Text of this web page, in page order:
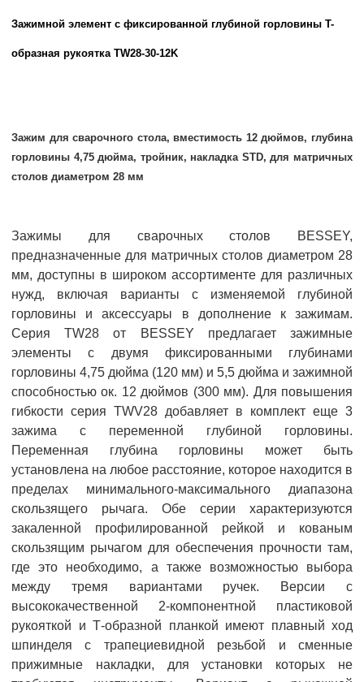
Зажимной элемент с фиксированной глубиной горловины T-
образная рукоятка TW28-30-12K
Зажим для сварочного стола, вместимость 12 дюймов, глубина
горловины 4,75 дюйма, тройник, накладка STD, для матричных
столов диаметром 28 мм
Зажимы для сварочных столов BESSEY,
предназначенные для матричных столов диаметром 28
мм, доступны в широком ассортименте для различных
нужд, включая варианты с изменяемой глубиной
горловины и аксессуары в дополнение к зажимам.
Серия TW28 от BESSEY предлагает зажимные
элементы с двумя фиксированными глубинами
горловины 4,75 дюйма (120 мм) и 5,5 дюйма и зажимной
способностью ок. 12 дюймов (300 мм). Для повышения
гибкости серия TWV28 добавляет в комплект еще 3
зажима с переменной глубиной горловины.
Переменная глубина горловины может быть
установлена на любое расстояние, которое находится в
пределах минимального-максимального диапазона
скользящего рычага. Обе серии характеризуются
закаленной профилированной рейкой и кованым
скользящим рычагом для обеспечения прочности там,
где это необходимо, а также возможностью выбора
между тремя вариантами ручек. Версии с
высококачественной 2-компонентной пластиковой
рукояткой и Т-образной планкой имеют плавный ход
шпинделя с трапециевидной резьбой и сменные
прижимные накладки, для установки которых не